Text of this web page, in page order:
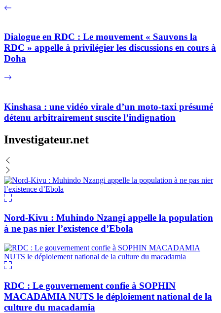
Dialogue en RDC : Le mouvement « Sauvons la
RDC » appelle à privilégier les discussions en cours à
Doha
Kinshasa : une vidéo virale d’un moto-taxi présumé
détenu arbitrairement suscite l’indignation
Investigateur.net
Nord-Kivu : Muhindo Nzangi appelle la population
à ne pas nier l’existence d’Ebola
RDC : Le gouvernement confie à SOPHIN
MACADAMIA NUTS le déploiement national de la
culture du macadamia